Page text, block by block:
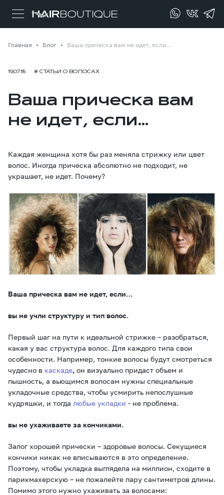
Главная Блог Ваша прическа вам не идет, если…
19.07.18 # СТАТЬИ О ВОЛОСАХ
Ваша прическа вам
не идет, если…
Каждая женщина хотя бы раз меняла стрижку или цвет
волос. Иногда прическа абсолютно не подходит, не
украшает, не идет. Почему?
Ваша прическа вам не идет, если…
вы не учли структуру и тип волос.
Первый шаг на пути к идеальной стрижке – разобраться,
какая у вас структура волос. Для каждого типа свои
особенности. Например, тонкие волосы будут смотреться
чудесно в каскаде, он визуально придаст объем и
пышность, а вьющимся волосам нужны специальные
укладочные средства, чтобы усмирить непослушные
кудряшки, и тогда любые укладки - не проблема.
вы не ухаживаете за кончиками.
Залог хорошей прически – здоровые волосы. Секущиеся
кончики никак не вписываются в это определение.
Поэтому, чтобы укладка выглядела на миллион, сходите в
парикмахерскую – не пожалейте пару сантиметров длины.
Помимо этого нужно ухаживать за волосами: